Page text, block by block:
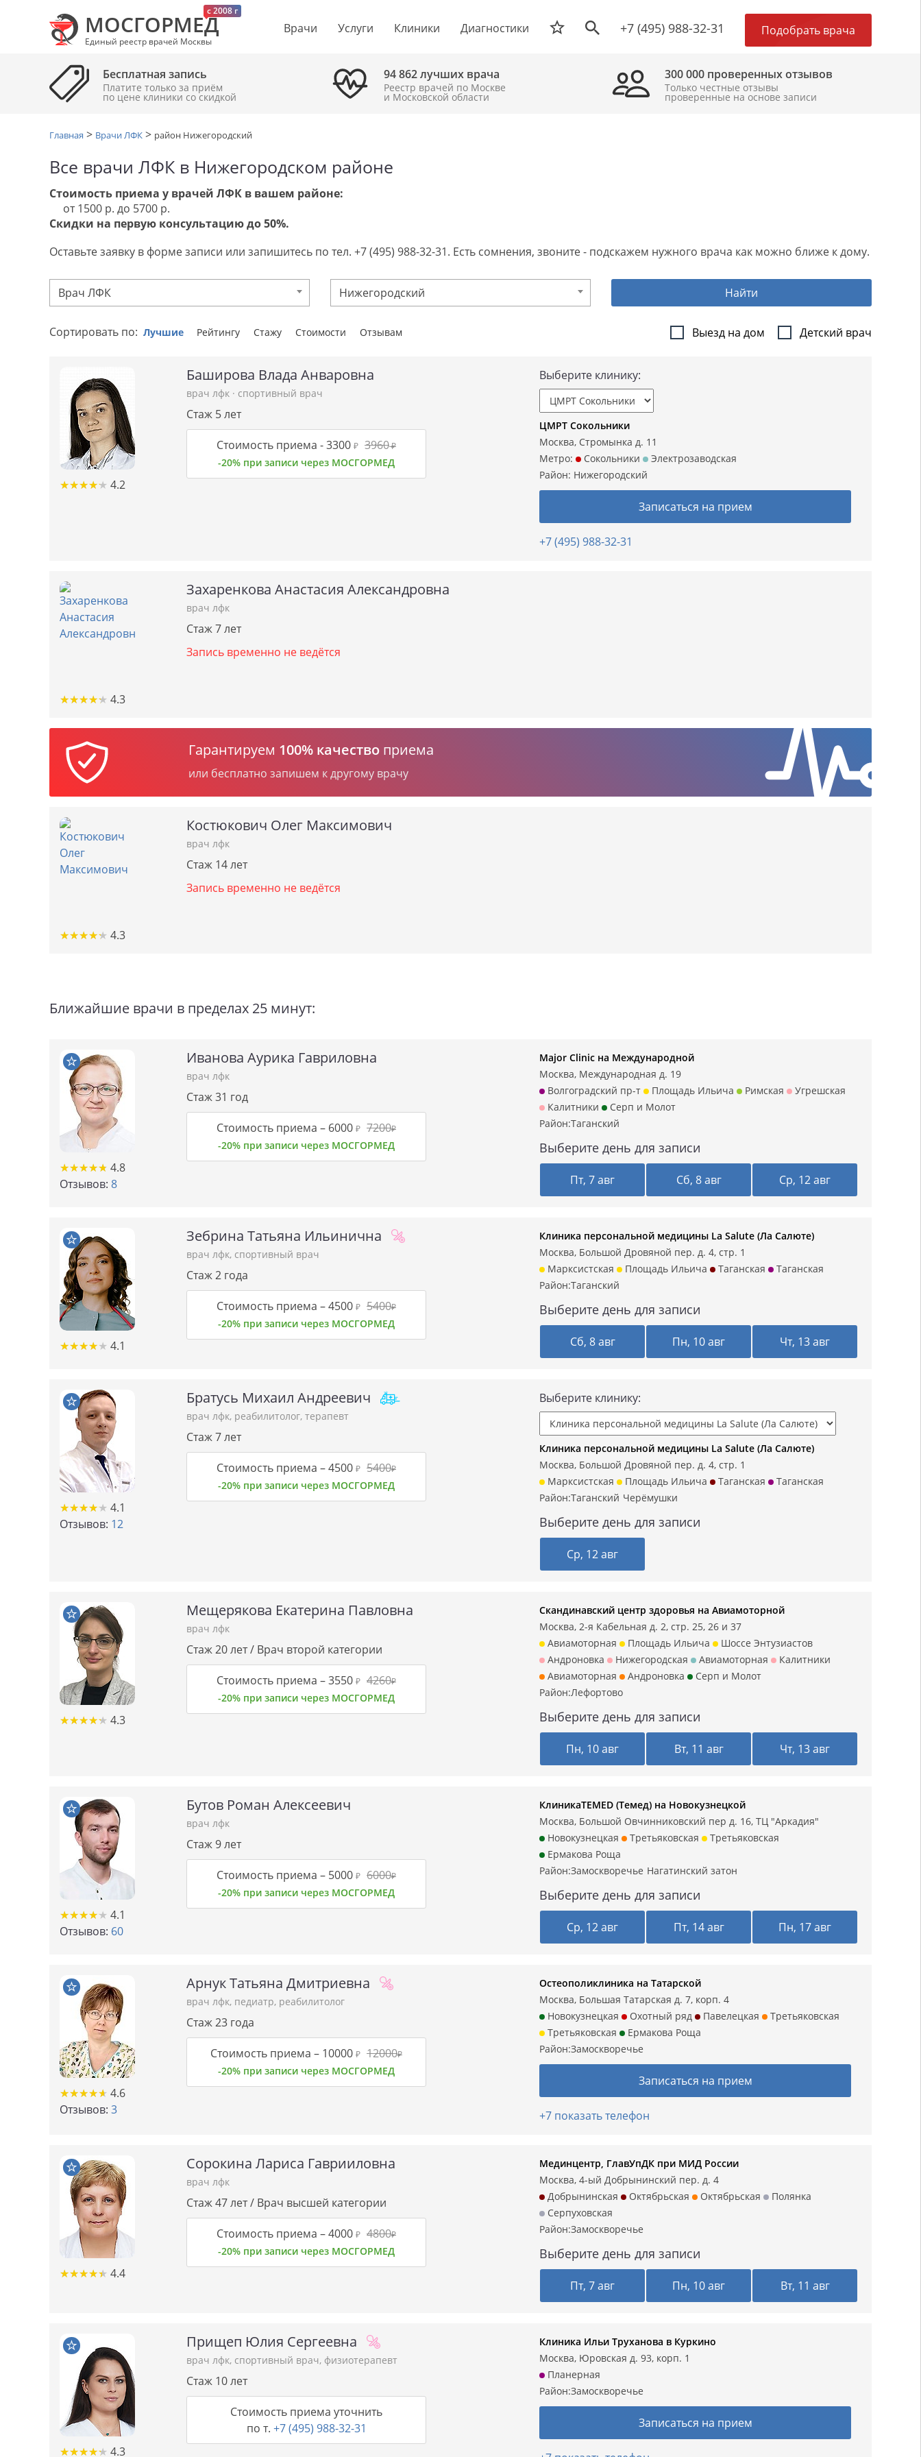
c 2008 г
МОСГОРМЕД
Единый реестр врачей Москвы
Врачи Услуги Клиники Диагностики +7 (495) 988-32-31 Подобрать врача
Бесплатная запись
Платите только за приём
по цене клиники cо скидкой
94 862 лучших врача
Реестр врачей по Москве
и Московской области
300 000 проверенных отзывов
Только честные отзывы
проверенные на основе записи
Главная > Врачи ЛФК > район Нижегородский
Все врачи ЛФК в Нижегородском районе
Стоимость приема у врачей ЛФК в вашем районе:
от 1500 р. до 5700 р.
Скидки на первую консультацию до 50%.
Оставьте заявку в форме записи или запишитесь по тел. +7 (495) 988-32-31. Есть сомнения, звоните - подскажем нужного врача как можно ближе к дому.
Врач ЛФК Нижегородский Найти
Выезд на дом Детский врач
Сортировать по: Лучшие Рейтингу Стажу Стоимости Отзывам
★★★★★
★★★★★ 4.2
Баширова Влада Анваровна
врач лфк · спортивный врач
Стаж 5 лет
Стоимость приема -3300 ₽ 3960₽
-20% при записи через МОСГОРМЕД
Выберите клинику:
ЦМРТ Сокольники
Москва, Стромынка д. 11
Метро:
Сокольники
Электрозаводская
Район: Нижегородский
Записаться на прием
+7 (495) 988-32-31
★★★★★
★★★★★ 4.3
Захаренкова Анастасия Александровна
врач лфк
Стаж 7 лет
Запись временно не ведётся
Гарантируем 100% качество приема
или бесплатно запишем к другому врачу
★★★★★
★★★★★ 4.3
Костюкович Олег Максимович
врач лфк
Стаж 14 лет
Запись временно не ведётся
Ближайшие врачи в пределах 25 минут:
★★★★★
★★★★★ 4.8
Отзывов: 8
Иванова Аурика Гавриловна
врач лфк
Стаж 31 год
Стоимость приема – 6000 ₽ 7200₽
-20% при записи через МОСГОРМЕД
Major Clinic на Международной
Москва, Международная д. 19
Волгоградский пр-т
Площадь Ильича Римская
Угрешская
Калитники
Серп и Молот
Район:Таганский
Выберите день для записи
Пт, 7 авг Сб, 8 авг Ср, 12 авг
★★★★★
★★★★★ 4.1
Зебрина Татьяна Ильинична
врач лфк, спортивный врач
Стаж 2 года
Стоимость приема –4500 ₽ 5400₽
-20% при записи через МОСГОРМЕД
Клиника персональной медицины La Salute (Ла Салюте)
Москва, Большой Дровяной пер. д. 4, стр. 1
Марксистская
Площадь Ильича Таганская
Таганская
Район:Таганский
Выберите день для записи
Сб, 8 авг Пн, 10 авг Чт, 13 авг
★★★★★
★★★★★ 4.1
Отзывов: 12
Братусь Михаил Андреевич
врач лфк, реабилитолог, терапевт
Стаж 7 лет
Стоимость приема –4500 ₽ 5400₽
-20% при записи через МОСГОРМЕД
Выберите клинику:
Клиника персональной медицины La Salute (Ла Салюте)
Москва, Большой Дровяной пер. д. 4, стр. 1
Марксистская
Площадь Ильича Таганская
Таганская
Район:Таганский Черёмушки
Выберите день для записи
Ср, 12 авг
★★★★★
★★★★★ 4.3
Мещерякова Екатерина Павловна
врач лфк
Стаж 20 лет / Врач второй категории
Стоимость приема –3550 ₽ 4260₽
-20% при записи через МОСГОРМЕД
Скандинавский центр здоровья на Авиамоторной
Москва, 2-я Кабельная д. 2, стр. 25, 26 и 37
Авиамоторная
Площадь Ильича
Шоссе Энтузиастов
Андроновка
Нижегородская Авиамоторная
Калитники
Авиамоторная
Андроновка
Серп и Молот
Район:Лефортово
Выберите день для записи
Пн, 10 авг Вт, 11 авг Чт, 13 авг
★★★★★
★★★★★ 4.1
Отзывов: 60
Бутов Роман Алексеевич
врач лфк
Стаж 9 лет
Стоимость приема – 5000 ₽ 6000₽
-20% при записи через МОСГОРМЕД
КлиникаTEMED (Темед) на Новокузнецкой
Москва, Большой Овчинниковский пер д. 16, ТЦ "Аркадия"
Новокузнецкая
Третьяковская
Третьяковская
Ермакова Роща
Район:Замоскворечье Нагатинский затон
Выберите день для записи
Ср, 12 авг Пт, 14 авг Пн, 17 авг
★★★★★
★★★★★ 4.6
Отзывов: 3
Арнук Татьяна Дмитриевна
врач лфк, педиатр, реабилитолог
Стаж 23 года
Стоимость приема – 10000 ₽ 12000₽
-20% при записи через МОСГОРМЕД
Остеополиклиника на Татарской
Москва, Большая Татарская д. 7, корп. 4
Новокузнецкая
Охотный ряд Павелецкая
Третьяковская
Третьяковская
Ермакова Роща
Район:Замоскворечье
Записаться на прием
+7 показать телефон
★★★★★
★★★★★ 4.4
Сорокина Лариса Гаврииловна
врач лфк
Стаж 47 лет / Врач высшей категории
Стоимость приема –4000 ₽ 4800₽
-20% при записи через МОСГОРМЕД
Мединцентр, ГлавУпДК при МИД России
Москва, 4-ый Добрынинский пер. д. 4
Добрынинская
Октябрьская Октябрьская
Полянка
Серпуховская
Район:Замоскворечье
Выберите день для записи
Пт, 7 авг Пн, 10 авг Вт, 11 авг
★★★★★
★★★★★ 4.3
Прищеп Юлия Сергеевна
врач лфк, спортивный врач, физиотерапевт
Стаж 10 лет
Стоимость приема уточнить
по т. +7 (495) 988-32-31
Клиника Ильи Труханова в Куркино
Москва, Юровская д. 93, корп. 1
Планерная
Район:Замоскворечье
Записаться на прием